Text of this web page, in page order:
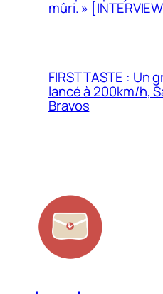
mûri. »
FIRST TASTE : Un
lancé à 200km/h,
Bravos